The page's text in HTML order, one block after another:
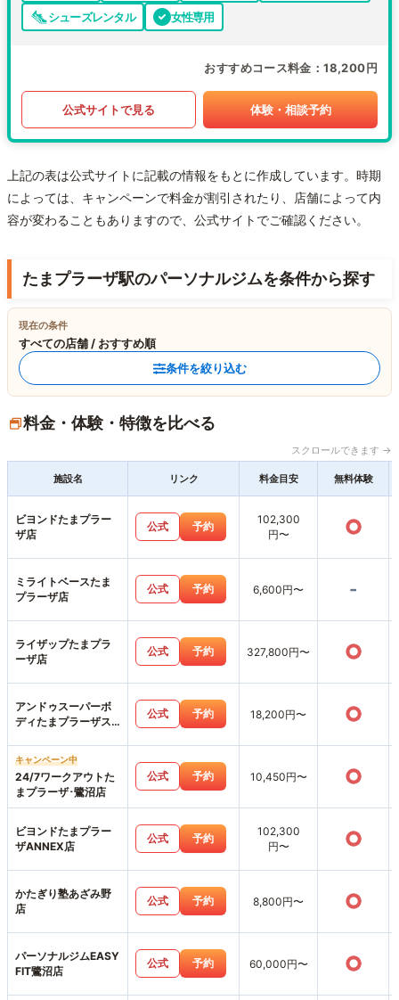
シューズレンタル
女性専用
おすすめコース料金 18,200円
公式サイトで見る 体験・相談予約
上記の表は公式サイトに記載の情報をもとに作成しています。時期
によっては、キャンペーンで料金が割引されたり、店舗によって内
容が変わることもありますので、公式サイトでご確認ください。
たまプラーザ駅のパーソナルジムを条件から探す
現在の条件
すべての店舗 / おすすめ順
条件を絞り込む
料金・体験・特徴を比べる
スクロールできます →
施設名 リンク 料金目安 無料体験
ビヨンドたまプラー
ザ店
公式 予約
102,300
円〜
○
ミライトベースたま
プラーザ店
公式 予約 6,600円〜 -
ライザップたまプラ
ーザ店
公式 予約 327,800円〜 ○
アンドゥスーパーボ
ディたまプラーザス
公式 予約 18,200円〜 ○
キャンペーン中
24/7ワークアウトた
まプラーザ･鷺沼店
公式 予約 10,450円〜 ○
ビヨンドたまプラー
ザANNEX店
公式 予約
102,300
円〜
○
かたぎり塾あざみ野
店
公式 予約 8,800円〜 ○
パーソナルジムEASY
FIT鷺沼店
公式 予約 60,000円〜 ○